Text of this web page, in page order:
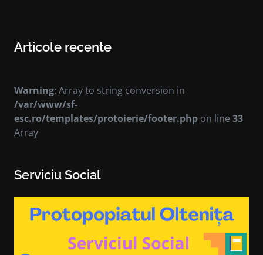
Articole recente
Warning: Array to string conversion in
/var/www/sf-
esc.ro/templates/protoierie/footer.php on line 33
Array
Serviciu Social